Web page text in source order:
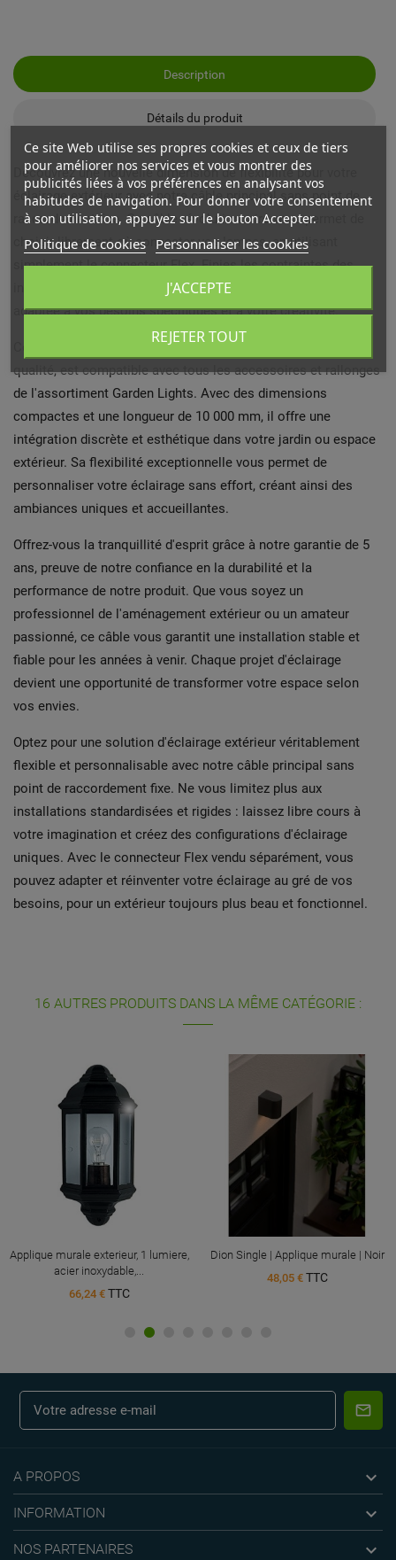
Description
Détails du produit
Découvrez une nouvelle dimension de flexibilité pour votre
éclairage extérieur avec notre câble principal sans point de
raccordement fixe. Ce câble révolutionnaire vous permet de
choisir librement où connecter vos lampes, en utilisant
simplement le connecteur Flex. Finies les contraintes des
installations rigides : profitez d'une solution sur mesure,
adaptée à vos besoins spécifiques et à votre créativité.
Ce câble principal SPT-2, fabriqué en plastique noir de haute
qualité, est compatible avec tous les accessoires et rallonges
de l'assortiment Garden Lights. Avec des dimensions
compactes et une longueur de 10 000 mm, il offre une
intégration discrète et esthétique dans votre jardin ou espace
extérieur. Sa flexibilité exceptionnelle vous permet de
personnaliser votre éclairage sans effort, créant ainsi des
ambiances uniques et accueillantes.
Offrez-vous la tranquillité d'esprit grâce à notre garantie de 5
ans, preuve de notre confiance en la durabilité et la
performance de notre produit. Que vous soyez un
professionnel de l'aménagement extérieur ou un amateur
passionné, ce câble vous garantit une installation stable et
fiable pour les années à venir. Chaque projet d'éclairage
devient une opportunité de transformer votre espace selon
vos envies.
Optez pour une solution d'éclairage extérieur véritablement
flexible et personnalisable avec notre câble principal sans
point de raccordement fixe. Ne vous limitez plus aux
installations standardisées et rigides : laissez libre cours à
votre imagination et créez des configurations d'éclairage
uniques. Avec le connecteur Flex vendu séparément, vous
pouvez adapter et réinventer votre éclairage au gré de vos
besoins, pour un extérieur toujours plus beau et fonctionnel.
16 AUTRES PRODUITS DANS LA MÊME CATÉGORIE :
Applique murale exterieur, 1 lumiere,
acier inoxydable,...
66,24 € TTC
Dion Single | Applique murale | Noir
48,05 € TTC
A PROPOS 
INFORMATION 
NOS PARTENAIRES 
Ce site Web utilise ses propres cookies et ceux de tiers
pour améliorer nos services et vous montrer des
publicités liées à vos préférences en analysant vos
habitudes de navigation. Pour donner votre consentement
à son utilisation, appuyez sur le bouton Accepter.
Politique de cookies Personnaliser les cookies
REJETER TOUT
J'ACCEPTE